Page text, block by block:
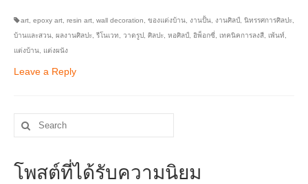
art epoxy art resin art wall decoration ของแต่งบ้าน งานปั้น งานศิลป์ นิทรรศการศิลปะ
บ้านและสวน ผลงานศิลปะ รีโนเวท วาดรูป ศิลปะ หอศิลป์ อิพ็อกซี่ เทคนิคการลงสี เพ้นท์
แต่งบ้าน
แต่งผนัง
Leave a Reply
Search
for:
โพสต์ที่ได้รับความนิยม